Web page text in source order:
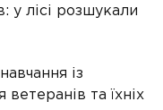
у лісі розшукали
із
та їхніх